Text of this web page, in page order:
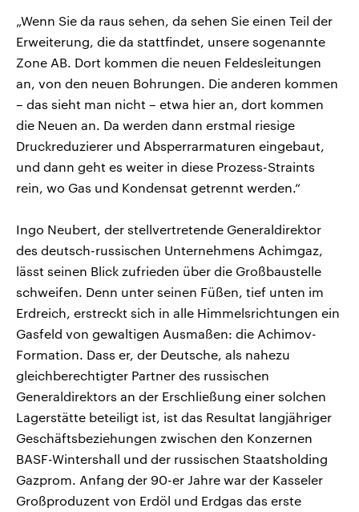
„Wenn Sie da raus sehen, da sehen Sie einen Teil der
Erweiterung, die da stattfindet, unsere sogenannte
Zone AB. Dort kommen die neuen Feldesleitungen
an, von den neuen Bohrungen. Die anderen kommen
– das sieht man nicht – etwa hier an, dort kommen
die Neuen an. Da werden dann erstmal riesige
Druckreduzierer und Absperrarmaturen eingebaut,
und dann geht es weiter in diese Prozess-Straints
rein, wo Gas und Kondensat getrennt werden.“
Ingo Neubert, der stellvertretende Generaldirektor
des deutsch-russischen Unternehmens Achimgaz,
lässt seinen Blick zufrieden über die Großbaustelle
schweifen. Denn unter seinen Füßen, tief unten im
Erdreich, erstreckt sich in alle Himmelsrichtungen ein
Gasfeld von gewaltigen Ausmaßen: die Achimov-
Formation. Dass er, der Deutsche, als nahezu
gleichberechtigter Partner des russischen
Generaldirektors an der Erschließung einer solchen
Lagerstätte beteiligt ist, ist das Resultat langjähriger
Geschäftsbeziehungen zwischen den Konzernen
BASF-Wintershall und der russischen Staatsholding
Gazprom. Anfang der 90-er Jahre war der Kasseler
Großproduzent von Erdöl und Erdgas das erste